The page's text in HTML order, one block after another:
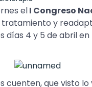
elI Congreso
y
4 y 5 de abril en
que visto